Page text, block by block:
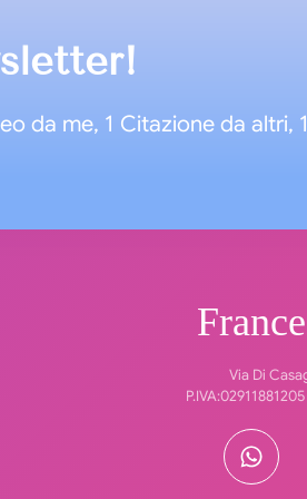
da me, 1 Citazione da altri, 1
Via Di